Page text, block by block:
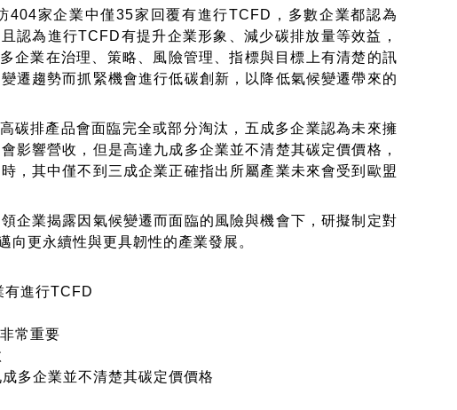
家企業中僅35家回覆有進行TCFD，多數企業都認為
認為進行TCFD有提升企業形象、減少碳排放量等效益，
企業在治理、策略、風險管理、指標與目標上有清楚的訊
遷趨勢而抓緊機會進行低碳創新，以降低氣候變遷帶來的
排產品會面臨完全或部分淘汰，五成多企業認為未來擁
影響營收，但是高達九成多企業並不清楚其碳定價價格，
，其中僅不到三成企業正確指出所屬產業未來會受到歐盟
業揭露因氣候變遷而面臨的風險與機會下，研擬制定對
向更永續性與更具韌性的產業發展。
有進行TCFD
常重要
多企業並不清楚其碳定價價格